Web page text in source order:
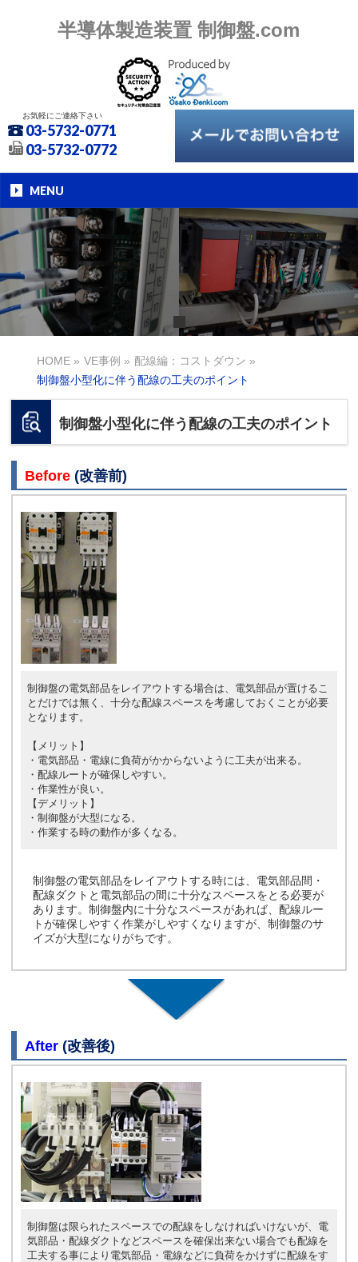
半導体製造装置 制御盤.com
お気軽にご連絡下さい
03-5732-0771
03-5732-0772
MENU
HOME » VE事例 » 配線編：コストダウン »
制御盤小型化に伴う配線の工夫のポイント
制御盤小型化に伴う配線の工夫のポイント
Before (改善前)
制御盤の電気部品をレイアウトする場合は、電気部品が置けるこ
とだけでは無く、十分な配線スペースを考慮しておくことが必要
となります。
【メリット】
・電気部品・電線に負荷がかからないように工夫が出来る。
・配線ルートが確保しやすい。
・作業性が良い。
【デメリット】
・制御盤が大型になる。
・作業する時の動作が多くなる。
制御盤の電気部品をレイアウトする時には、電気部品間・
配線ダクトと電気部品の間に十分なスペースをとる必要が
あります。制御盤内に十分なスペースがあれば、配線ルー
トが確保しやすく作業がしやすくなりますが、制御盤のサ
イズが大型になりがちです。
After (改善後)
制御盤は限られたスペースでの配線をしなければいけないが、電
気部品・配線ダクトなどスペースを確保出来ない場合でも配線を
工夫する事により電気部品・電線などに負荷をかけずに配線をす